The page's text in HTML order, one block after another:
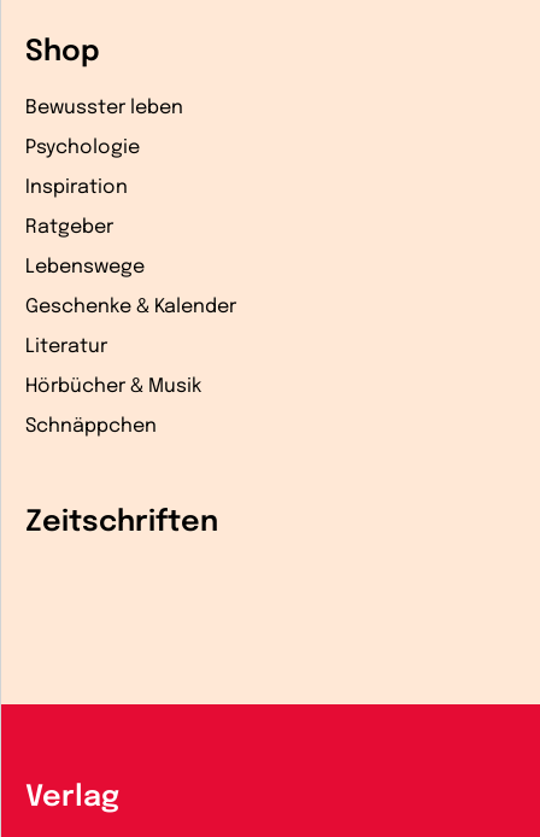
Shop
Bewusster leben
Psychologie
Inspiration
Ratgeber
Lebenswege
Geschenke & Kalender
Literatur
Hörbücher & Musik
Schnäppchen
Zeitschriften
Verlag